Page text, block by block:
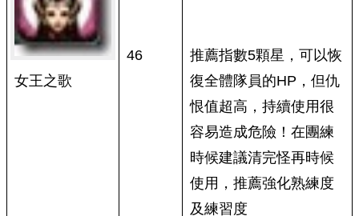
女王之歌
46
推薦指數5顆星，可以恢
復全體隊員的HP，但仇
恨值超高，持續使用很
容易造成危險！在團練
時候建議清完怪再時候
使用，推薦強化熟練度
及練習度